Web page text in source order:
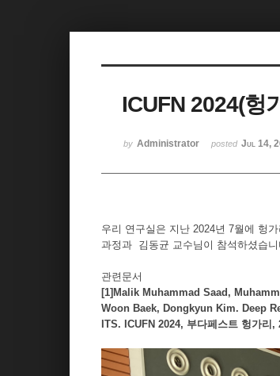
ICUFN 2024(헝
by Administrator posted Jul 14,
우리 연구실은 지난 2024년 7월에 헝
과정과 김동균 교수님이 참석하셨습니
관련문서
[1]Malik Muhammad Saad,
Woon Baek, Dongkyun Kim. Deep
ITS. ICUFN 2024, 부다페스트 헝가리,
스케치북5
스케치북5